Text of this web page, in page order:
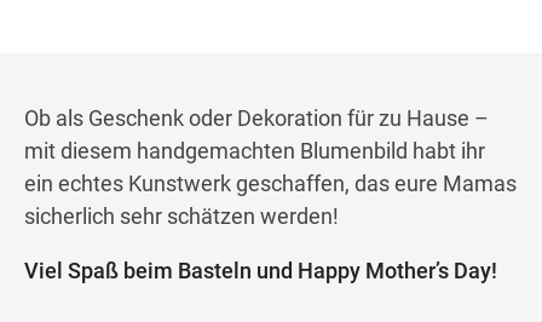
Ob als Geschenk oder Dekoration für zu Hause –
mit diesem handgemachten Blumenbild habt ihr
ein echtes Kunstwerk geschaffen, das eure Mamas
sicherlich sehr schätzen werden!
Viel Spaß beim Basteln und Happy Mother’s Day!